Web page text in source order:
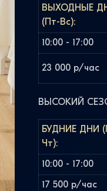
ВЫХОДНЫЕ
(Пт-Вс):
10:00 - 17:00
23 000 р/час
ВЫСОКИЙ
БУДНИЕ ДНИ
Чт):
10:00 - 17:00
17 500 р/час